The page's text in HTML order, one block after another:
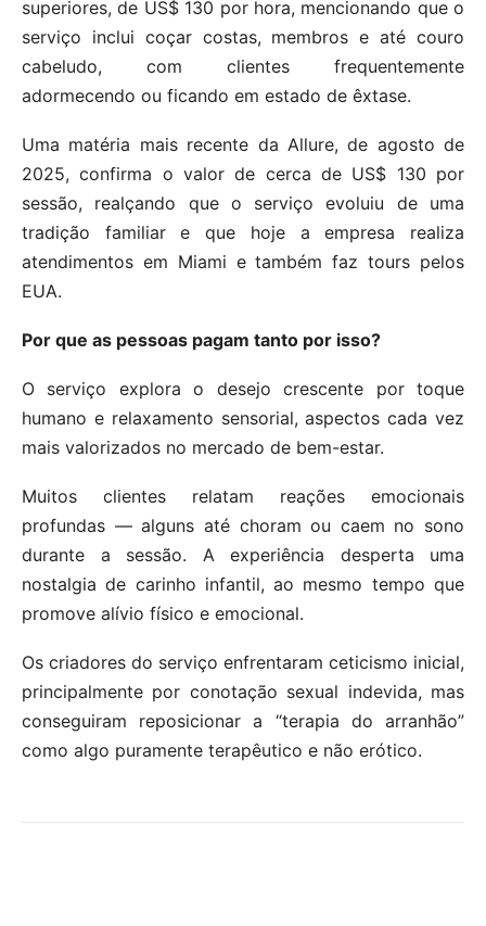
superiores, de US$ 130 por hora, mencionando que o
serviço inclui coçar costas, membros e até couro
cabeludo, com clientes frequentemente
adormecendo ou ficando em estado de êxtase.
Uma matéria mais recente da Allure, de agosto de
2025, confirma o valor de cerca de US$ 130 por
sessão, realçando que o serviço evoluiu de uma
tradição familiar e que hoje a empresa realiza
atendimentos em Miami e também faz tours pelos
EUA.
Por que as pessoas pagam tanto por isso?
O serviço explora o desejo crescente por toque
humano e relaxamento sensorial, aspectos cada vez
mais valorizados no mercado de bem-estar.
Muitos clientes relatam reações emocionais
profundas — alguns até choram ou caem no sono
durante a sessão. A experiência desperta uma
nostalgia de carinho infantil, ao mesmo tempo que
promove alívio físico e emocional.
Os criadores do serviço enfrentaram ceticismo inicial,
principalmente por conotação sexual indevida, mas
conseguiram reposicionar a “terapia do arranhão”
como algo puramente terapêutico e não erótico.